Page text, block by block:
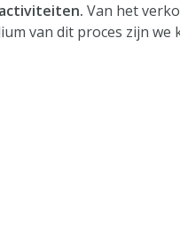
Van het
van dit proces zijn we